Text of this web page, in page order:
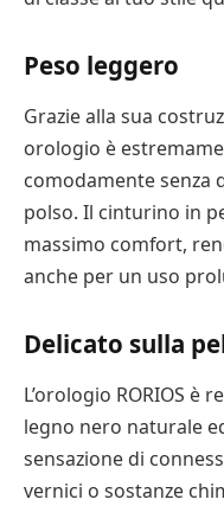
Peso leggero
Grazie alla sua
orologio è
comodamente senza
polso. Il cinturino in
massimo comfort,
anche per un uso
Delicato sulla
L’orologio RORIOS è
legno nero naturale
sensazione di
vernici o sostanze